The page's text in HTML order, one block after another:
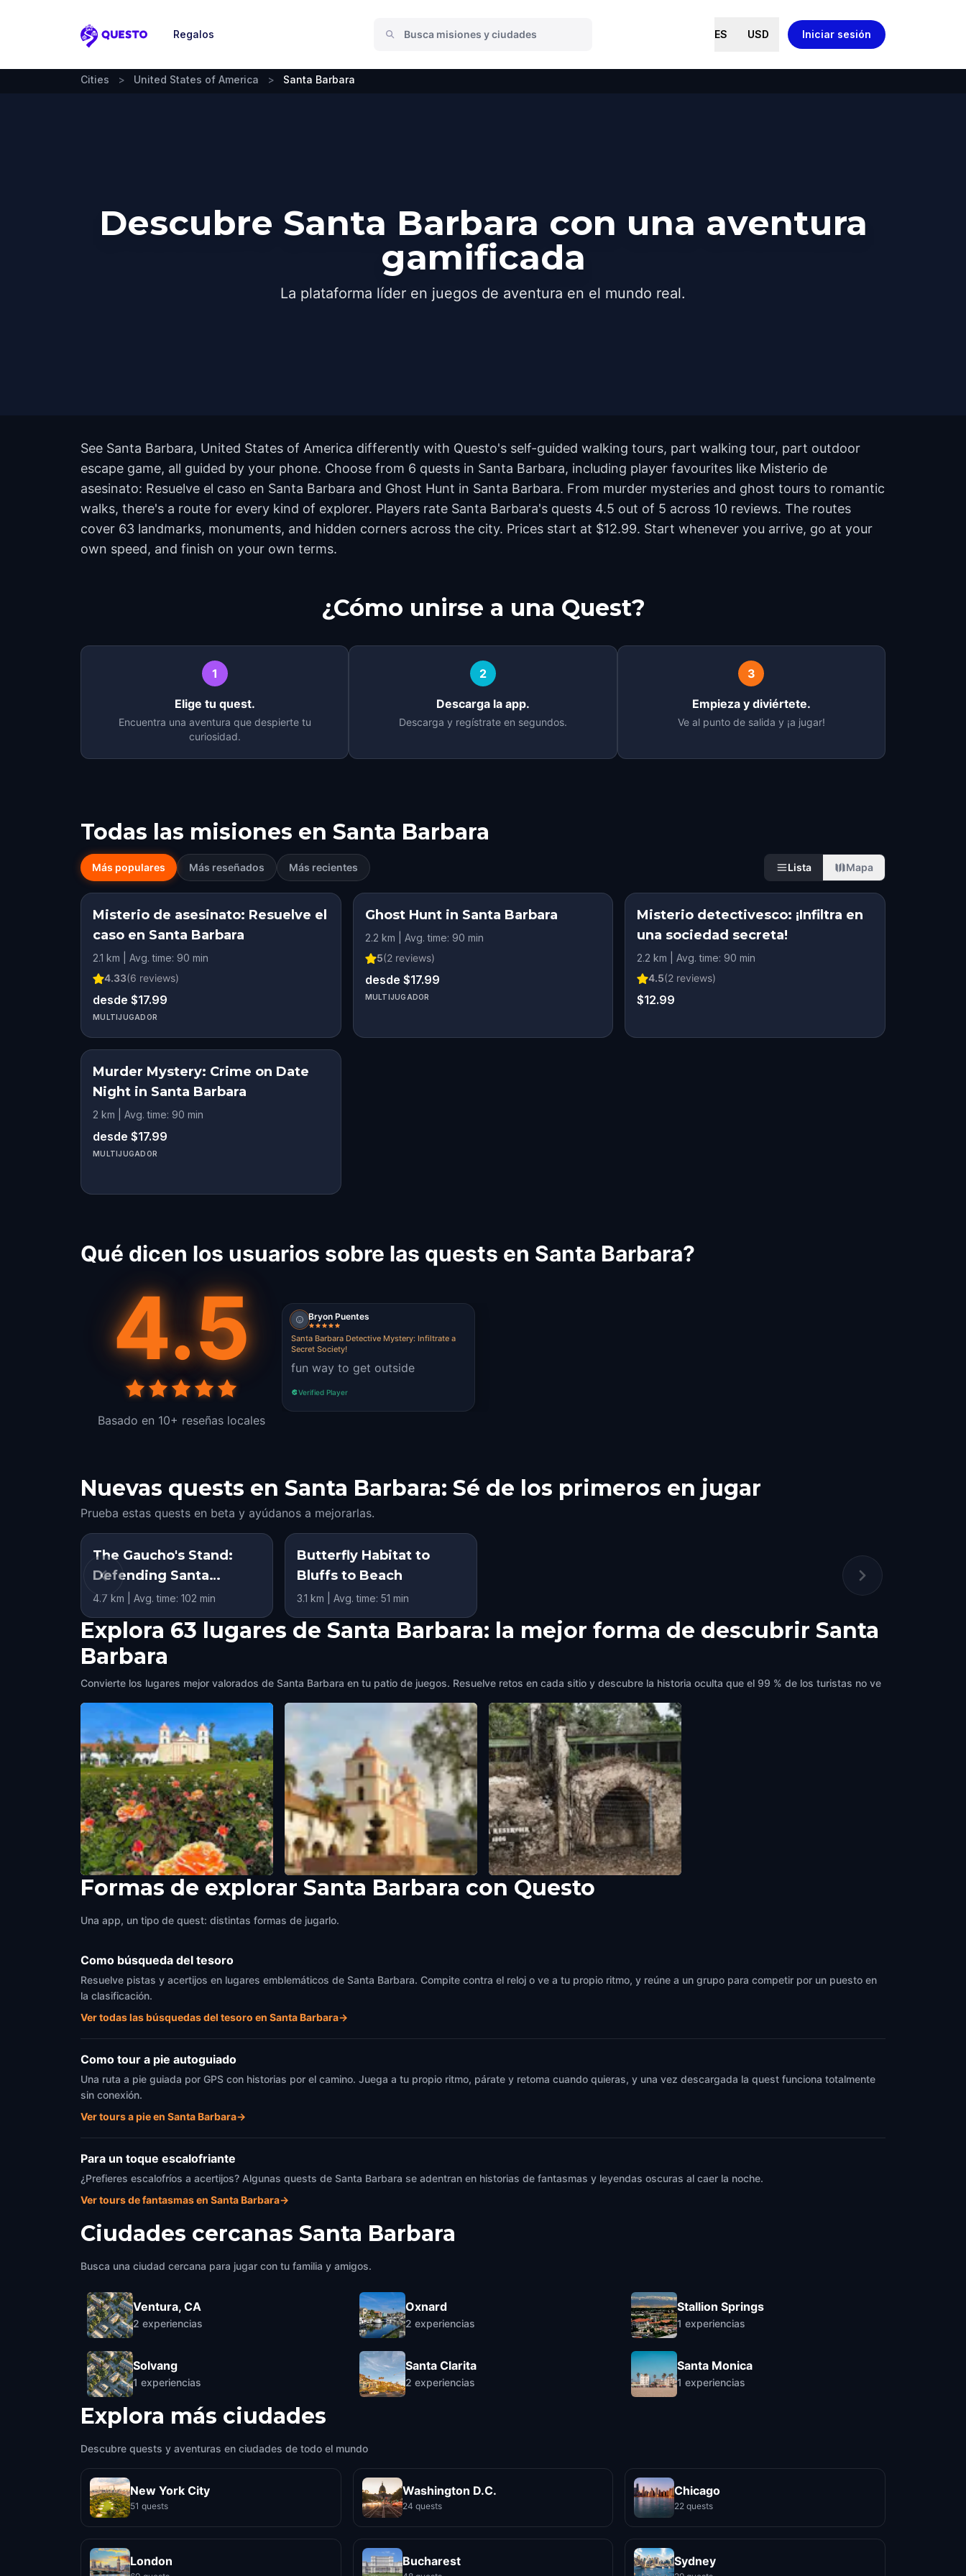
Questo
Regalos ES USD Iniciar sesión
Cities > United States of America > Santa Barbara
Descubre Santa Barbara con una aventura
gamificada
La plataforma líder en juegos de aventura en el mundo real.
See Santa Barbara, United States of America differently with Questo's self-guided walking tours, part walking tour, part outdoor
escape game, all guided by your phone. Choose from 6 quests in Santa Barbara, including player favourites like Misterio de
asesinato: Resuelve el caso en Santa Barbara and Ghost Hunt in Santa Barbara. From murder mysteries and ghost tours to romantic
walks, there's a route for every kind of explorer. Players rate Santa Barbara's quests 4.5 out of 5 across 10 reviews. The routes
cover 63 landmarks, monuments, and hidden corners across the city. Prices start at $12.99. Start whenever you arrive, go at your
own speed, and finish on your own terms.
¿Cómo unirse a una Quest?
1
Elige tu quest.
Encuentra una aventura que despierte tu
curiosidad.
2
Descarga la app.
Descarga y regístrate en segundos.
3
Empieza y diviértete.
Ve al punto de salida y ¡a jugar!
Todas las misiones en Santa Barbara
Más populares Más reseñados Más recientes Lista Mapa
Misterio de asesinato: Resuelve el
caso en Santa Barbara
2.1 km | Avg. time: 90 min
4.33(6 reviews)
desde $17.99
MULTIJUGADOR
Ghost Hunt in Santa Barbara
2.2 km | Avg. time: 90 min
5(2reviews)
desde $17.99
MULTIJUGADOR
Misterio detectivesco: ¡Infiltra en
una sociedad secreta!
2.2 km | Avg. time: 90 min
4.5(2 reviews)
$12.99
Murder Mystery: Crime on Date
Night in Santa Barbara
2 km | Avg. time: 90 min
desde $17.99
MULTIJUGADOR
Qué dicen los usuarios sobre las quests en Santa Barbara?
4.5
Basado en 10+ reseñas locales
Bryon Puentes
Santa Barbara Detective Mystery: Infiltrate a
Secret Society!
fun way to get outside
Verified Player
Nuevas quests en Santa Barbara: Sé de los primeros en jugar
Prueba estas quests en beta y ayúdanos a mejorarlas.
The Gaucho's Stand:
Defending Santa
Barbara
4.7 km | Avg. time: 102 min
Butterfly Habitat to
Bluffs to Beach
3.1 km | Avg. time: 51 min
Explora 63 lugares de Santa Barbara: la mejor forma de descubrir Santa
Barbara
Convierte los lugares mejor valorados de Santa Barbara en tu patio de juegos. Resuelve retos en cada sitio y descubre la historia oculta que el 99 % de los turistas no ve
Rose Garden Santa Barbara Mission Lower Reservoir
Formas de explorar Santa Barbara con Questo
Una app, un tipo de quest: distintas formas de jugarlo.
Como búsqueda del tesoro
Resuelve pistas y acertijos en lugares emblemáticos de Santa Barbara. Compite contra el reloj o ve a tu propio ritmo, y reúne a un grupo para competir por un puesto en
la clasificación.
Ver todas las búsquedas del tesoro en Santa Barbara→
Como tour a pie autoguiado
Una ruta a pie guiada por GPS con historias por el camino. Juega a tu propio ritmo, párate y retoma cuando quieras, y una vez descargada la quest funciona totalmente
sin conexión.
Ver tours a pie en Santa Barbara→
Para un toque escalofriante
¿Prefieres escalofríos a acertijos? Algunas quests de Santa Barbara se adentran en historias de fantasmas y leyendas oscuras al caer la noche.
Ver tours de fantasmas en Santa Barbara→
Ciudades cercanas Santa Barbara
Busca una ciudad cercana para jugar con tu familia y amigos.
Ventura, CA
2 experiencias
Solvang
1 experiencias
Oxnard
2 experiencias
Santa Clarita
2 experiencias
Stallion Springs
1 experiencias
Santa Monica
1 experiencias
Explora más ciudades
Descubre quests y aventuras en ciudades de todo el mundo
New York City
51 quests
Washington D.C.
24 quests
Chicago
22 quests
London Bucharest Sydney